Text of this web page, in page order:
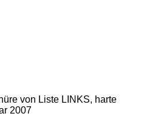
von Liste LINKS, harte
2007